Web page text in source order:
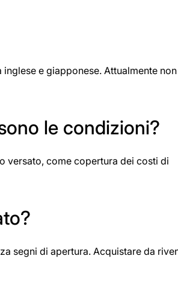
e giapponese. Attualmente non
le condizioni?
versato, come copertura dei costi di
segni di apertura. Acquistare da